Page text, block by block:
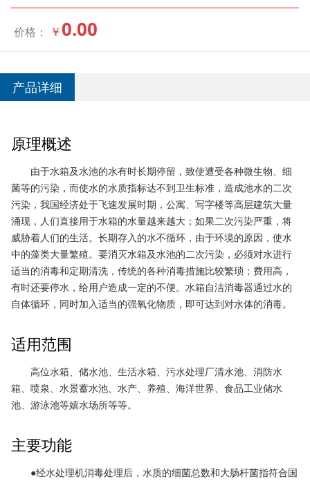
价格： ￥ 0.00
产品详细
原理概述
由于水箱及水池的水有时长期停留，致使遭受各种微生物、细
菌等的污染，而使水的水质指标达不到卫生标准，造成池水的二次
污染，我国经济处于飞速发展时期，公寓、写字楼等高层建筑大量
涌现，人们直接用于水箱的水量越来越大；如果二次污染严重，将
威胁着人们的生活。长期存入的水不循环，由于环境的原因，使水
中的藻类大量繁殖。要消灭水箱及水池的二次污染，必须对水进行
适当的消毒和定期清洗，传统的各种消毒措施比较繁琐；费用高，
有时还要停水，给用户造成一定的不便。水箱自洁消毒器通过水的
自体循环，同时加入适当的强氧化物质，即可达到对水体的消毒。
适用范围
高位水箱、储水池、生活水箱、污水处理厂清水池、消防水
箱、喷泉、水景蓄水池、水产、养殖、海洋世界、食品工业储水
池、游泳池等嬉水场所等等。
主要功能
●经水处理机消毒处理后，水质的细菌总数和大肠杆菌指符合国